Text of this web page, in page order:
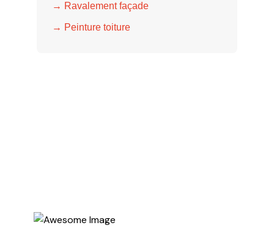
→ Ravalement façade
→ Peinture toiture